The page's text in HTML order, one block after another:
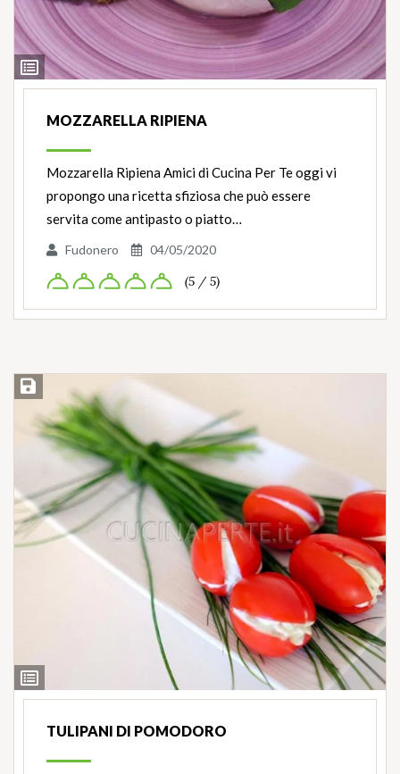
Ingredienti
MOZZARELLA RIPIENA
Mozzarella Ripiena Amici di Cucina Per Te oggi vi
propongo una ricetta sfiziosa che può essere
servita come antipasto o piatto…
Fudonero 04/05/2020
(5 / 5)
Ingredienti
Salva ricetta
TULIPANI DI POMODORO